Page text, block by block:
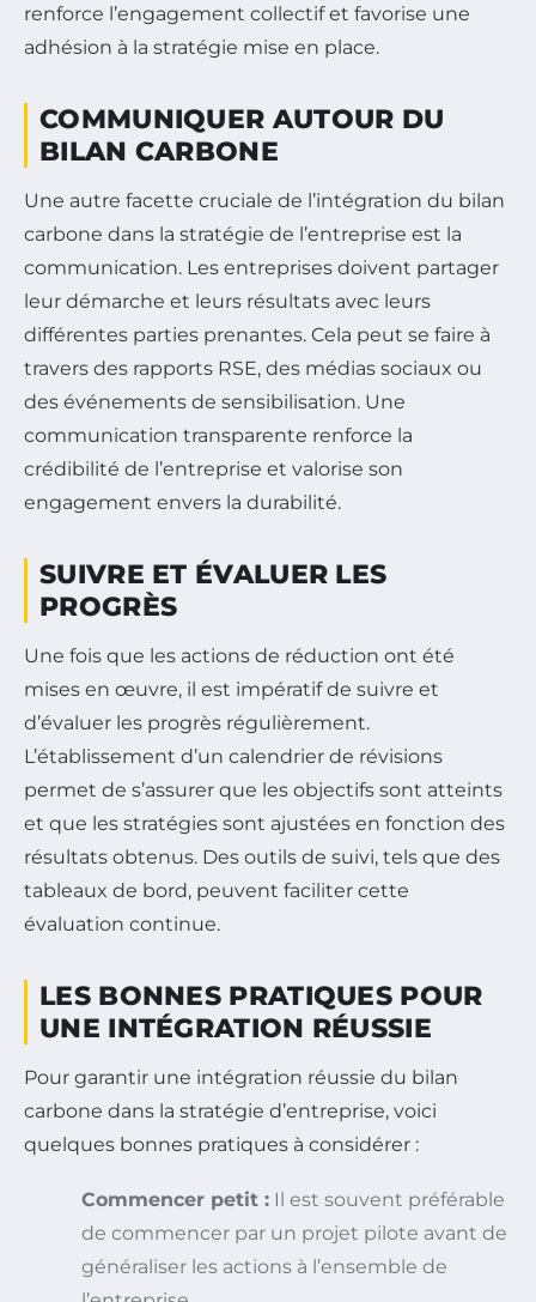
renforce l’engagement collectif et favorise une
adhésion à la stratégie mise en place.
COMMUNIQUER AUTOUR DU
BILAN CARBONE
Une autre facette cruciale de l’intégration du bilan
carbone dans la stratégie de l’entreprise est la
communication. Les entreprises doivent partager
leur démarche et leurs résultats avec leurs
différentes parties prenantes. Cela peut se faire à
travers des rapports RSE, des médias sociaux ou
des événements de sensibilisation. Une
communication transparente renforce la
crédibilité de l’entreprise et valorise son
engagement envers la durabilité.
SUIVRE ET ÉVALUER LES
PROGRÈS
Une fois que les actions de réduction ont été
mises en œuvre, il est impératif de suivre et
d’évaluer les progrès régulièrement.
L’établissement d’un calendrier de révisions
permet de s’assurer que les objectifs sont atteints
et que les stratégies sont ajustées en fonction des
résultats obtenus. Des outils de suivi, tels que des
tableaux de bord, peuvent faciliter cette
évaluation continue.
LES BONNES PRATIQUES POUR
UNE INTÉGRATION RÉUSSIE
Pour garantir une intégration réussie du bilan
carbone dans la stratégie d’entreprise, voici
quelques bonnes pratiques à considérer :
Commencer petit : Il est souvent préférable
de commencer par un projet pilote avant de
généraliser les actions à l’ensemble de